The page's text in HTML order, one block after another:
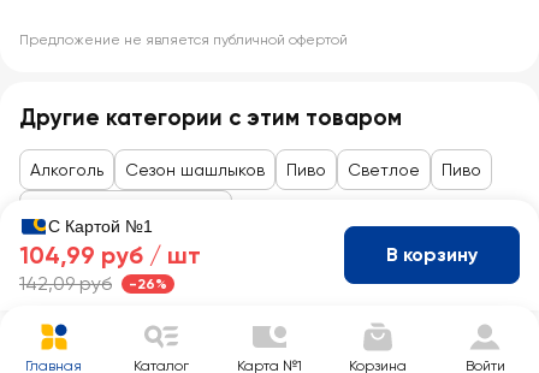
Предложение не является публичной офертой
Другие категории с этим товаром
Алкоголь Сезон шашлыков Пиво Светлое Пиво
С Картой №1
104,99 руб / шт
142,09 руб -26%
В корзину
Главная Каталог Карта №1 Корзина Войти